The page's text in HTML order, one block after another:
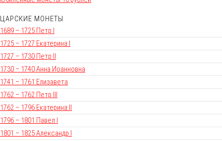
ЦАРСКИЕ МОНЕТЫ
1689 – 1725 Петр I
1725 – 1727 Екатерина I
1727 – 1730 Петр II
1730 – 1740 Анна Иоанновна
1741 – 1761 Елизавета
1762 – 1762 Петр III
1762 – 1796 Екатерина II
1796 – 1801 Павел I
1801 – 1825 Александр I